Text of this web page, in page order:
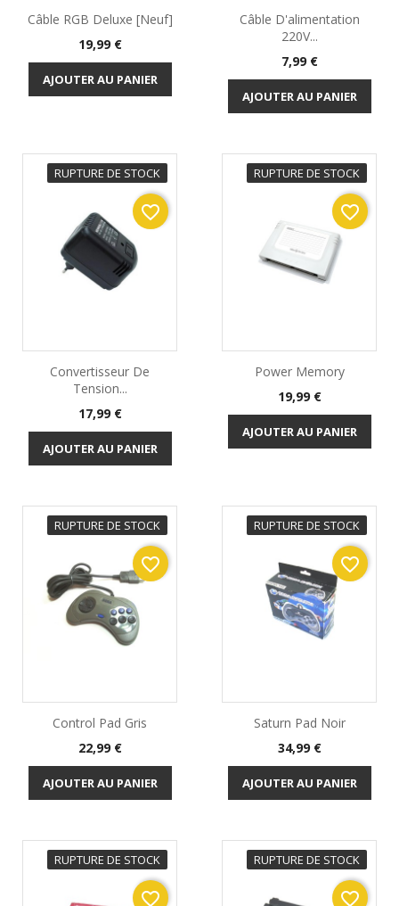
Câble RGB Deluxe [Neuf]
Prix
19,99 €
AJOUTER AU PANIER
Câble D'alimentation
220V...
Prix
7,99 €
AJOUTER AU PANIER
RUPTURE DE STOCK
Convertisseur De
Tension...
Prix
17,99 €
AJOUTER AU PANIER
favorite_border
RUPTURE DE STOCK
Power Memory
Prix
19,99 €
AJOUTER AU PANIER
favorite_border
RUPTURE DE STOCK
Control Pad Gris
Prix
22,99 €
AJOUTER AU PANIER
favorite_border
RUPTURE DE STOCK
Saturn Pad Noir
Prix
34,99 €
AJOUTER AU PANIER
favorite_border
RUPTURE DE STOCK
favorite_border
RUPTURE DE STOCK
favorite_border